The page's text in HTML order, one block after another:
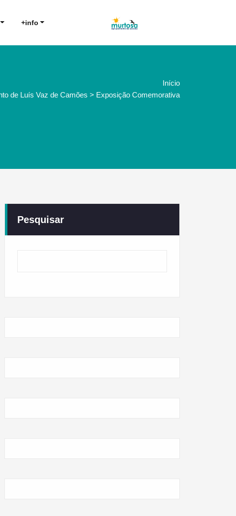
AE Murtosa
Agrupamento de Escolas da
Murtosa
+info
Início
de Luís Vaz de Camões > Exposição Comemorativa
Pesquisar